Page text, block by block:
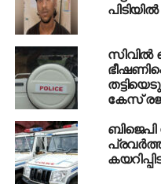
DON'T MISS
ചൈനയില്‍ കുട്ടികള്‍ക്ക്
ഇന്റര്‍നെറ്റില്ല;
പിടിയില്‍
കേസ്